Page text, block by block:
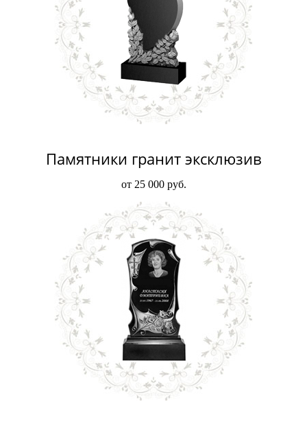
Памятники гранит эксклюзив
от 25 000 руб.